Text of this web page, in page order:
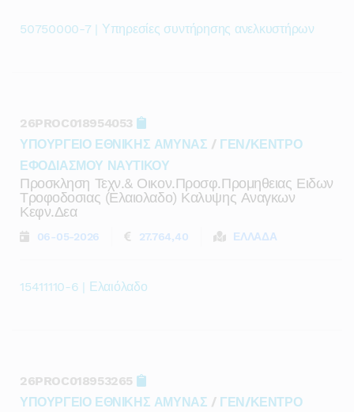
50750000-7 | Υπηρεσίες συντήρησης ανελκυστήρων
26PROC018954053
ΥΠΟΥΡΓΕΙΟ ΕΘΝΙΚΗΣ ΑΜΥΝΑΣ / ΓΕΝ/ΚΕΝΤΡΟ
ΕΦΟΔΙΑΣΜΟΥ ΝΑΥΤΙΚΟΥ
Προσκληση Τεχν.& Οικον.προσφ.προμηθειας Ειδων
Τροφοδοσιας (ελαιολαδο) Καλυψης Αναγκων
Κεφν.δεα
06-05-2026 27.764,40 ΕΛΛΑΔΑ
15411110-6 | Ελαιόλαδο
26PROC018953265
ΥΠΟΥΡΓΕΙΟ ΕΘΝΙΚΗΣ ΑΜΥΝΑΣ / ΓΕΝ/ΚΕΝΤΡΟ